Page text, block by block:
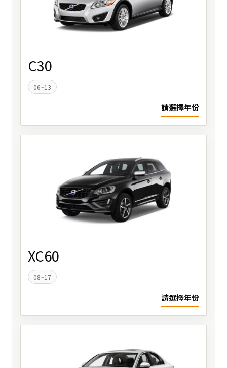
C30
06~13
請選擇年份
XC60
08~17
請選擇年份